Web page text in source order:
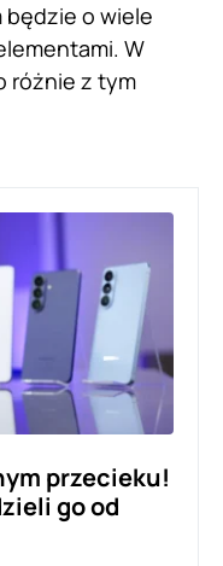
będzie o wiele
W
różnie z tym
przecieku!
go od